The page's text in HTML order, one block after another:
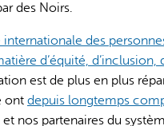
des Noirs.
des
d’équité,
est de plus en plus
ont depuis longtemps
nos partenaires du